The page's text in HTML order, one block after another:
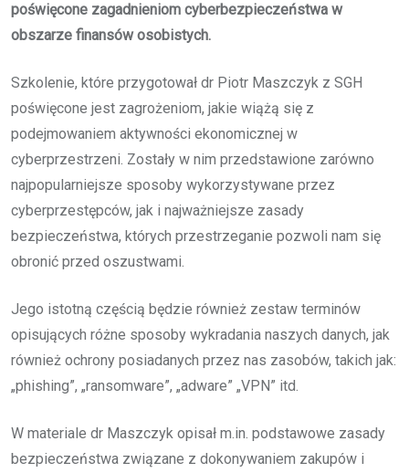
poświęcone zagadnieniom cyberbezpieczeństwa w
obszarze finansów osobistych.
Szkolenie, które przygotował dr Piotr Maszczyk z SGH
poświęcone jest zagrożeniom, jakie wiążą się z
podejmowaniem aktywności ekonomicznej w
cyberprzestrzeni. Zostały w nim przedstawione zarówno
najpopularniejsze sposoby wykorzystywane przez
cyberprzestępców, jak i najważniejsze zasady
bezpieczeństwa, których przestrzeganie pozwoli nam się
obronić przed oszustwami.
Jego istotną częścią będzie również zestaw terminów
opisujących różne sposoby wykradania naszych danych, jak
również ochrony posiadanych przez nas zasobów, takich jak:
„phishing”, „ransomware”, „adware” „VPN” itd.
W materiale dr Maszczyk opisał m.in. podstawowe zasady
bezpieczeństwa związane z dokonywaniem zakupów i